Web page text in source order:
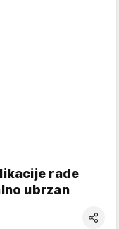
rade
ubrzan